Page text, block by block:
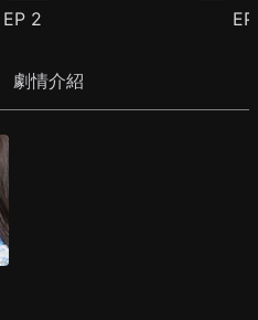
EP 2
劇情介紹